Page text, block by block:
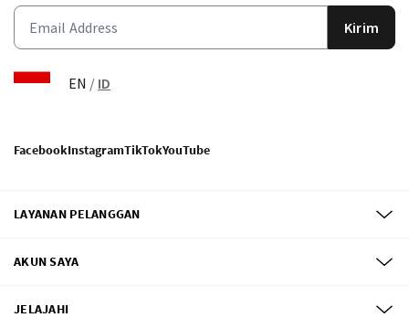
Kirim
EN / ID
FacebookInstagramTikTokYouTube
LAYANAN PELANGGAN
AKUN SAYA
JELAJAHI